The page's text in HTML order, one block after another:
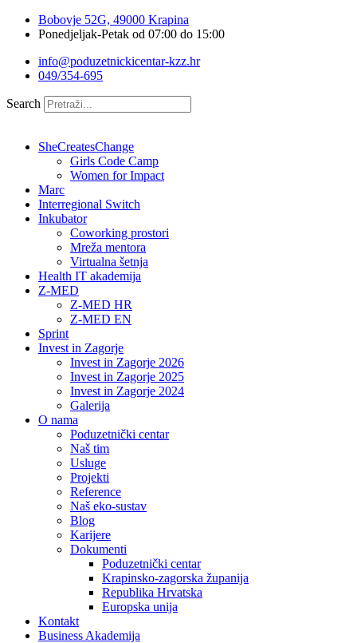
Bobovje 52G, 49000 Krapina
Ponedjeljak-Petak od 07:00 do 15:00
info@poduzetnickicentar-kzz.hr
049/354-695
Search
SheCreatesChange
Girls Code Camp
Women for Impact
Marc
Interregional Switch
Inkubator
Coworking prostori
Mreža mentora
Virtualna šetnja
Health IT akademija
Z-MED
Z-MED HR
Z-MED EN
Sprint
Invest in Zagorje
Invest in Zagorje 2026
Invest in Zagorje 2025
Invest in Zagorje 2024
Galerija
O nama
Poduzetnički centar
Naš tim
Usluge
Projekti
Reference
Naš eko-sustav
Blog
Karijere
Dokumenti
Poduzetnički centar
Krapinsko-zagorska županija
Republika Hrvatska
Europska unija
Kontakt
Business Akademija